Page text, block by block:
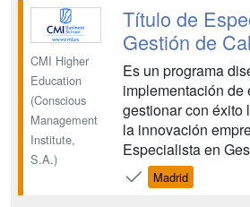
continuous
management
CMI Higher
Education
(Conscious
Management
Institute,
S.A.)
Título de
Gestión de
Es un programa
implementación de
gestionar con éxito
la innovación empresarial.
Especialista en
RSC ha sido
necesidades
Madrid